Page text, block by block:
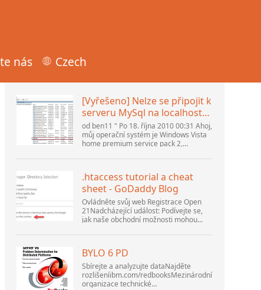
nás Czech
Populární články
[Vyřešeno] Nelze se připojit k
serveru MySql na localhost
(10061) (Zobrazit téma) *
Fórum komunity Apache
OpenOffice
od ben11 " Po 18. října 2010 00:31 Ahoj,
můj operační systém je Windows Vista
home premium service pack 2,
databázi MySQL verze 5.1. Spustil jsem
.htaccess tutorial a cheat
sheet - GoDaddy Blog
Ovládněte svůj web Registrace Open
21Nadcházející událost: Podívejte se,
jak naše obchodní možnosti mohou
měnícímu se prostředí na GoDaddy
.htacces...
BYLO 6 PD
Sbírejte a analyzujte dataNajděte
rozlišeníibm.com/redbooksMezinárodní
organizace technické